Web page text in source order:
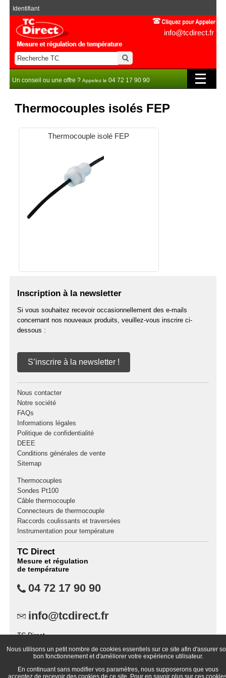
info@tcdirect.fr
Identifiant
Un conseil ou une offre ? Appelez le 04 72 17 90 90
Thermocouples isolés FEP
Thermocouple isolé FEP
Inscription à la newsletter
Si vous souhaitez recevoir occasionnellement des e-mails
concernant nos nouveaux produits, veuillez-vous inscrire ci-
dessous :
S’inscrire à la newsletter !
Nous contacter
Notre société
FAQs
Informations légales
Politique de confidentialité
DEEE
Conditions générales de vente
Sitemap
Thermocouples
Sondes Pt100
Câble thermocouple
Connecteurs de thermocouple
Raccords coulissants et traversées
Instrumentation pour température
TC Direct
Mesure et régulation
de température
04 72 17 90 90
info@tcdirect.fr
TC Direct,
69573 Dardilly Cedex
Nous utilisons un petit nombre de cookies essentiels sur ce site afin d'assurer
bon fonctionnement et d'améliorer votre expérience utilisateur.
En continuant sans modifier vos paramètres, nous supposerons que vous
acceptez de recevoir des cookies de ce site. Pour en savoir plus sur ces